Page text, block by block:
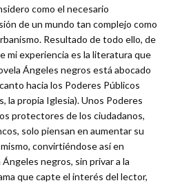
como el necesario
de un mundo tan complejo como
Resultado de todo ello, de
mi experiencia es la literatura que
Ángeles negros está abocado
hacia los Poderes Públicos
la propia Iglesia). Unos Poderes
protectores de los ciudadanos,
solo piensan en aumentar su
convirtiéndose así en
negros, sin privar a la
que capte el interés del lector,